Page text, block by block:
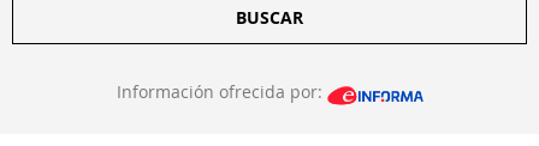
BUSCAR
Información ofrecida por: